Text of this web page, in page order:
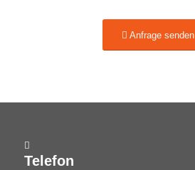
Anfrage senden
Telefon